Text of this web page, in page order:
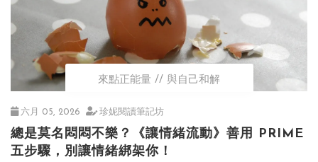
影片專區
關於我們
來點正能量 與自己和解
六月 05, 2026 珍妮閱讀筆記坊
總是莫名悶悶不樂？《讓情緒流動》善用 PRIME
五步驟，別讓情緒綁架你！